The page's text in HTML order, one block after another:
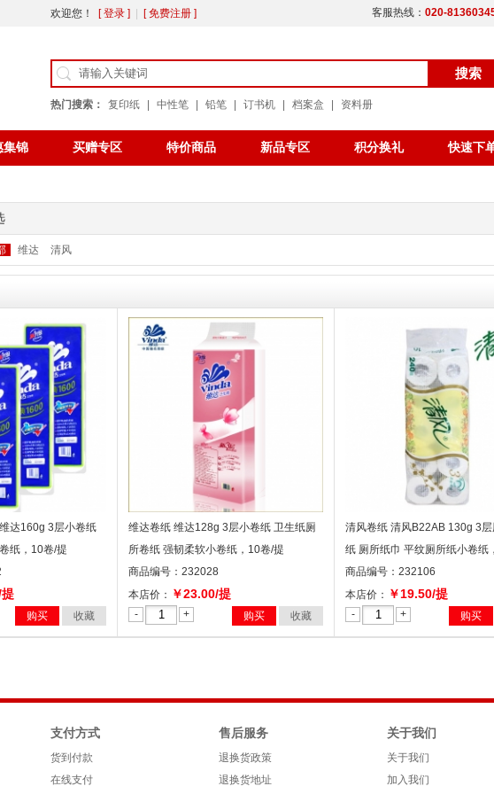
欢迎您！ [ 登录 ] [ 免费注册 ] 客服热线： 020-
热门搜索： 复印纸 中性笔 铅笔 订书机 档案盒
资料册
集锦 买赠专区 特价商品 新品专区 积分换礼 快速下
维达 清风
达160g 3层小卷纸
纸，10卷/提
购买 收藏
维达卷纸 维达128g 3层小卷纸 卫生纸厕
所卷纸 强韧柔软小卷纸，10卷/提
商品编号：232028
本店价： ￥23.00/提
- + 购买 收藏
清风卷纸 清风B22AB 130g 3
纸 厕所纸巾 平纹厕所纸小卷纸
商品编号：232106
本店价： ￥19.50/提
- + 购买
支付方式
货到付款
在线支付
售后服务
退换货政策
退换货地址
关于我们
关于我们
加入我们